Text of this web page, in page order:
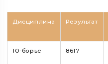
Дисциплина Результат
10-борье 8617